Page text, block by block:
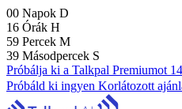
00 Napok D
16 Órák H
59 Percek M
38 Másodpercek S
Próbálja ki a Talkpal Premiumot
Próbáld ki ingyen Korlátozott